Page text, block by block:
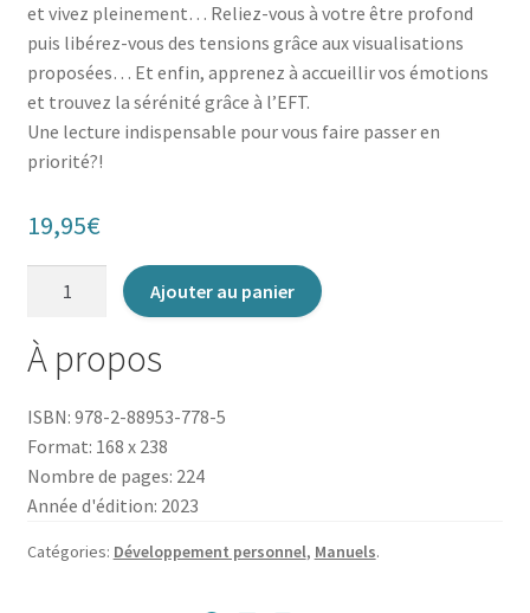
et vivez pleinement… Reliez-vous à votre être profond
puis libérez-vous des tensions grâce aux visualisations
proposées… Et enfin, apprenez à accueillir vos émotions
et trouvez la sérénité grâce à l’EFT.
Une lecture indispensable pour vous faire passer en
priorité?!
19,95€
Mon
gros
de
rattrapage
de
développement
personnel
Ajouter au panier
À propos
ISBN: 978-2-88953-778-5
Format: 168 x 238
Nombre de pages: 224
Année d'édition: 2023
Catégories: Développement personnel, Manuels.